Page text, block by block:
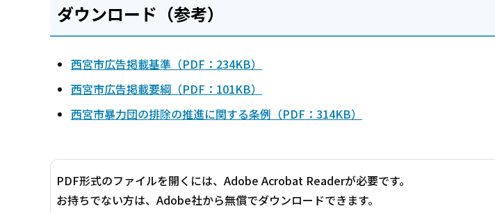
ダウンロード（参考）
西宮市広告掲載基準（PDF：234KB）
西宮市広告掲載要綱（PDF：101KB）
西宮市暴力団の排除の推進に関する条例（PDF：314KB）
PDF形式のファイルを開くには、Adobe Acrobat Readerが必要です。
お持ちでない方は、Adobe社から無償でダウンロードできます。